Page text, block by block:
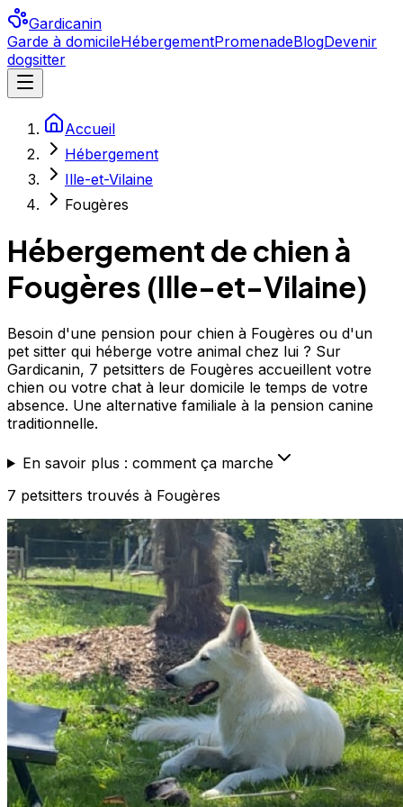
Gardicanin
Garde à domicileHébergementPromenadeBlogDevenir
dogsitter
Accueil
Hébergement
Ille-et-Vilaine
Fougères
Hébergement de chien à
Fougères (Ille-et-Vilaine)
Besoin d'une pension pour chien à Fougères ou d'un
pet sitter qui héberge votre animal chez lui ? Sur
Gardicanin, 7 petsitters de Fougères accueillent votre
chien ou votre chat à leur domicile le temps de votre
absence. Une alternative familiale à la pension canine
traditionnelle.
En savoir plus : comment ça marche
7 petsitters trouvés à Fougères